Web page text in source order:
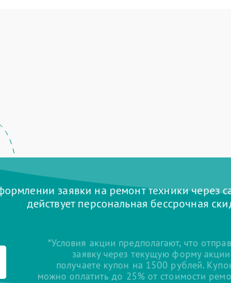
заявки на ремонт техники через
действует персональная бессрочная
*Условия акции предполагают, что
заявку через текущую форму
получаете купон на 1500 рублей.
можно оплатить до 25% от стоимости